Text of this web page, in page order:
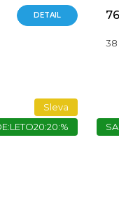
DETAIL
z
38
Sleva